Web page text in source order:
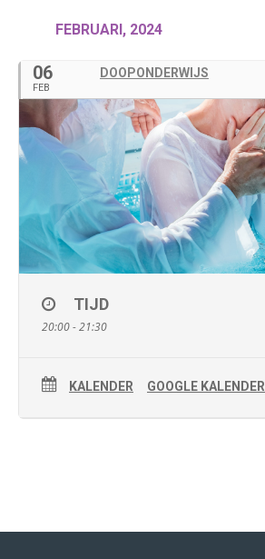
FEBRUARI, 2024
06
FEB
DOOPONDERWIJS
TIJD
20:00 - 21:30
KALENDER GOOGLE KALENDER